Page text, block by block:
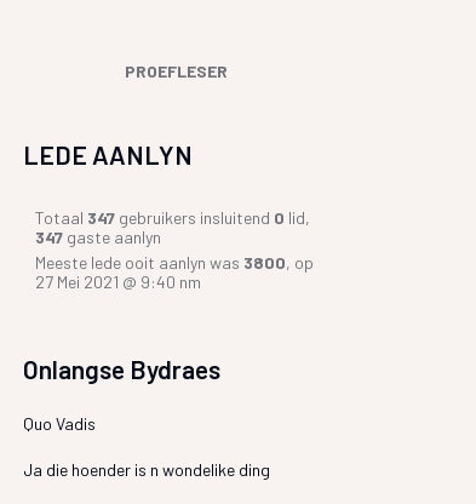
PROEFLESER
LEDE AANLYN
Totaal 347gebruikers insluitend 0 lid,
347gaste aanlyn
Meeste lede ooit aanlyn was 3800, op
27 Mei 2021 @ 9:40 nm
Onlangse Bydraes
Quo Vadis
Ja die hoender is n wondelike ding